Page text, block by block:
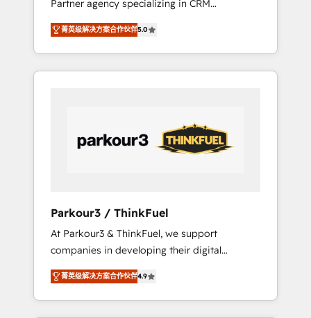
extraordinary. Their years of experience and
quality of skilled staff has earned them a
trusted reputation within the HubSpot
ecosystem as a reliable partner capable of
delivering remarkable experiences for our
Partner agency specializing in CRM
implementations & migrations, Revenue
Operations, Custom Integrations, Custom AI
agents and AI-ready Website Design With
over 15 years of experience, we help
through smart automation, data hygiene, and
tailored HubSpot solutions. Our clients
choose us because we blend the expertise of
Our Services: HubSpot implementations &
data migration Custom AI agents Revenue
Operations API integrations AI-ready Website
design Let’s turn your CRM into your growth
engine!
菁英级解决方案合作伙伴5.0
Parkour3 / ThinkFuel
At Parkour3 & ThinkFuel, we support
companies in developing their digital
strategies by leveraging technologies and
automating their marketing and sales
processes to generate growth. Our offer
菁英级解决方案合作伙伴4.9